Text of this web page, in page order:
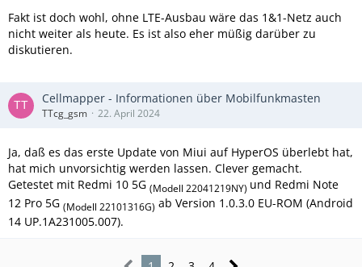
Fakt ist doch wohl, ohne LTE-Ausbau wäre das 1&1-Netz auch
nicht weiter als heute. Es ist also eher müßig darüber zu
diskutieren.
Cellmapper - Informationen über Mobilfunkmasten
TTcg_gsm 22. April 2024
Ja, daß es das erste Update von Miui auf HyperOS überlebt hat,
hat mich unvorsichtig werden lassen. Clever gemacht.
Getestet mit Redmi 10 5G (Modell 22041219NY) und Redmi Note
12 Pro 5G (Modell 22101316G) ab Version 1.0.3.0 EU-ROM (Android
14 UP.1A231005.007).